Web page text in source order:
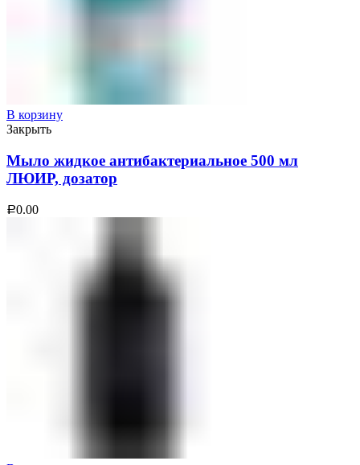
В корзину
Закрыть
Мыло жидкое антибактериальное 500 мл
ЛЮИР, дозатор
Р0.00